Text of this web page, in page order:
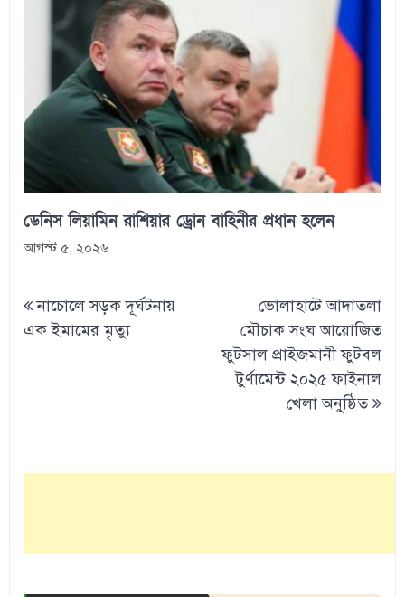
ডেনিস লিয়ামিন রাশিয়ার ড্রোন বাহিনীর প্রধান হলেন
আগস্ট ৫, ২০২৬
navigation
নাচোলে সড়ক দূর্ঘটনায়
এক ইমামের মৃত্যু
ভোলাহাটে আদাতলা
মৌচাক সংঘ আয়োজিত
ফুটসাল প্রাইজমানী ফুটবল
টুর্ণামেন্ট ২০২৫ ফাইনাল
খেলা অনুষ্ঠিত